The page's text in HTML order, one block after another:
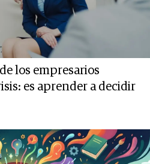
los empresarios
es aprender a decidir